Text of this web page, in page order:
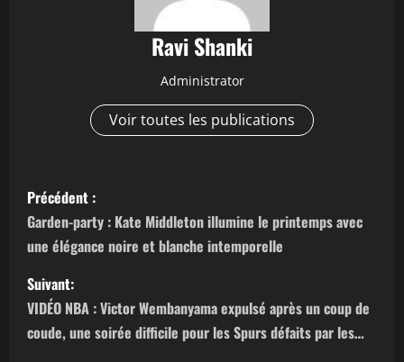
Ravi Shanki
Administrator
Voir toutes les publications
N
a
v
i
g
Précédent :
Garden-party : Kate Middleton illumine le printemps avec
une élégance noire et blanche intemporelle
Suivant:
VIDÉO NBA : Victor Wembanyama expulsé après un coup de
coude, une soirée difficile pour les Spurs défaits par les…